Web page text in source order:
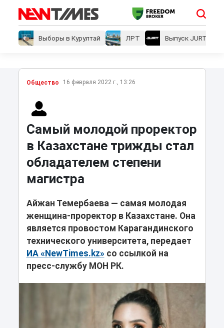
Выборы в Курултай ЛРТ Выпуск JURT
Общество 16 февраля 2022 г., 13:26
Самый молодой проректор
в Казахстане трижды стал
обладателем степени
магистра
Айжан Темербаева ― самая молодая
женщина-проректор в Казахстане. Она
является провостом Карагандинского
технического университета, передает
ИА «NewTimes.kz» со ссылкой на
пресс-службу МОН РК.